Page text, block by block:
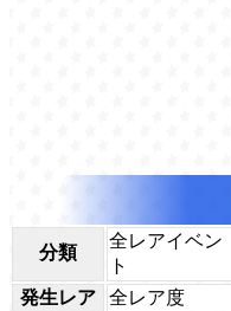
分類
全レアイベン
ト
発生レア
全レア度